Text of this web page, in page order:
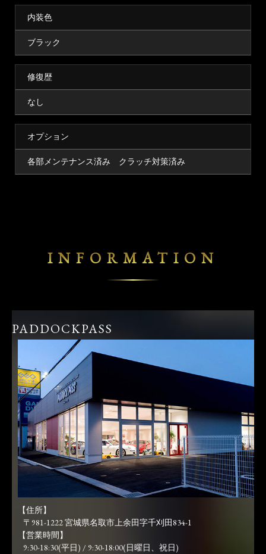
内装色
ブラック
修復歴
なし
オプション
各部メンテナンス済み クラッチ対策済み
INFORMATION
PADDOCKPASS
【住所】
〒981-1222 宮城県名取市上余田字千刈田834-1
【営業時間】
9:30-18:30(平日) / 9:30-18:00(日曜日、祝日)